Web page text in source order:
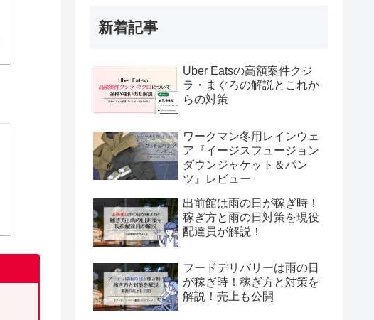
新着記事
Uber Eatsの高額案件クジ
ラ・まぐろの解説とこれか
らの対策
ワークマン冬用レインウェ
ア『イージスフュージョン
ダウンジャケット＆パン
ツ』レビュー
出前館は雨の日が稼ぎ時！
稼ぎ方と雨の日対策を現役
配達員が解説！
フードデリバリーは雨の日
が稼ぎ時！稼ぎ方と対策を
解説！売上も公開